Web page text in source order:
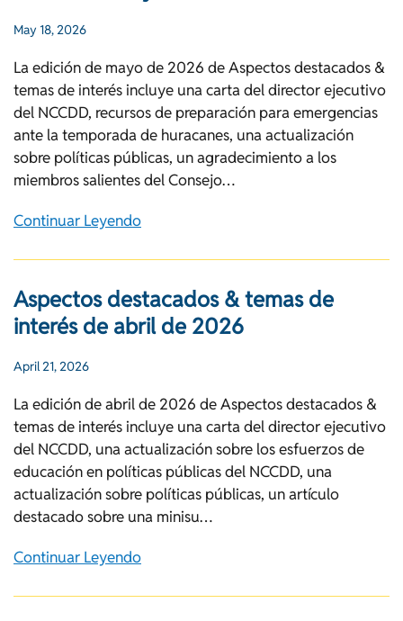
May 18, 2026
La edición de mayo de 2026 de Aspectos destacados &
temas de interés incluye una carta del director ejecutivo
del NCCDD, recursos de preparación para emergencias
ante la temporada de huracanes, una actualización
sobre políticas públicas, un agradecimiento a los
miembros salientes del Consejo…
Continuar Leyendo
Aspectos destacados & temas de
interés de abril de 2026
April 21, 2026
La edición de abril de 2026 de Aspectos destacados &
temas de interés incluye una carta del director ejecutivo
del NCCDD, una actualización sobre los esfuerzos de
educación en políticas públicas del NCCDD, una
actualización sobre políticas públicas, un artículo
destacado sobre una minisu…
Continuar Leyendo